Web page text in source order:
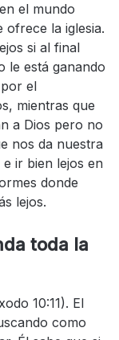
el mundo
ofrece la iglesia.
si al final
le está ganando
el
mientras que
a Dios pero no
nos da nuestra
ir bien lejos en
donde
lejos.
toda la
10:11). El
como